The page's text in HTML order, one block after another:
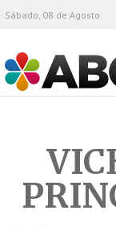
ABC
Sábado, 08 de Agosto